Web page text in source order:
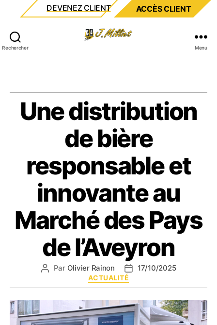
DEVENEZ CLIENT ACCÈS CLIENT
Rechercher Menu
Une distribution
de bière
responsable et
innovante au
Marché des Pays
de l’Aveyron
Auteur
l’article
Par Olivier Rainon
Date
de
l’article
17/10/2025
Catégories
ACTUALITÉ